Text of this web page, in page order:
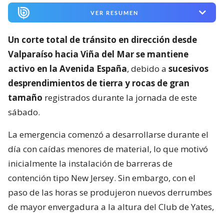
VER RESUMEN
Un corte total de tránsito en dirección desde
Valparaíso hacia Viña del Mar se mantiene
activo en la Avenida España, debido a sucesivos
desprendimientos de tierra y rocas de gran
tamaño registrados durante la jornada de este
sábado.
La emergencia comenzó a desarrollarse durante el
día con caídas menores de material, lo que motivó
inicialmente la instalación de barreras de
contención tipo New Jersey. Sin embargo, con el
paso de las horas se produjeron nuevos derrumbes
de mayor envergadura a la altura del Club de Yates,